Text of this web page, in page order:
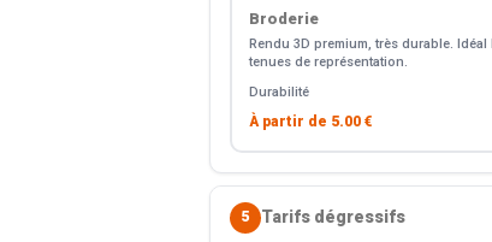
Broderie
Rendu 3D premium, très durable.
tenues de représentation.
Durabilité
À partir de 5.00 €
5 Tarifs dégressifs